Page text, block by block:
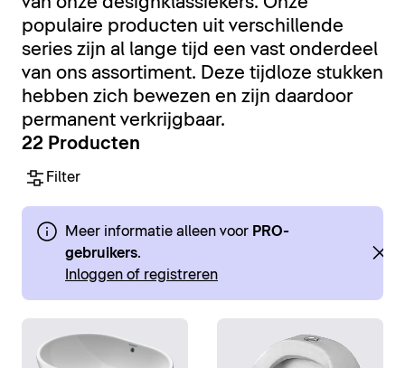
populaire producten uit verschillende
series zijn al lange tijd een vast onderdeel
van ons assortiment. Deze tijdloze stukken
hebben zich bewezen en zijn daardoor
permanent verkrijgbaar.
22 Producten
Filter
Meer informatie alleen voor PRO-
gebruikers.
Inloggen of registreren